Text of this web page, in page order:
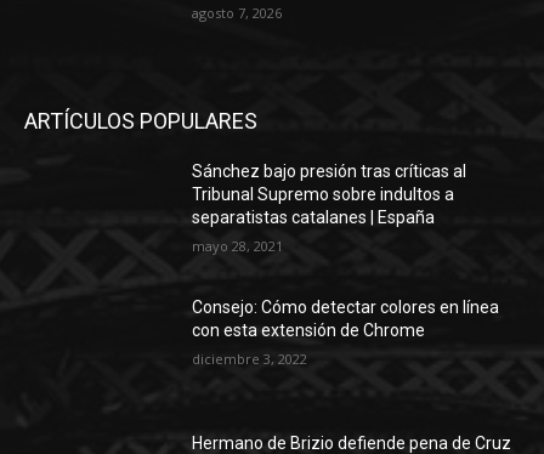
agosto 7, 2026
ARTÍCULOS POPULARES
Sánchez bajo presión tras críticas al
Tribunal Supremo sobre indultos a
separatistas catalanes | España
mayo 28, 2021
Consejo: Cómo detectar colores en línea
con esta extensión de Chrome
diciembre 3, 2022
Hermano de Brizio defiende pena de Cruz